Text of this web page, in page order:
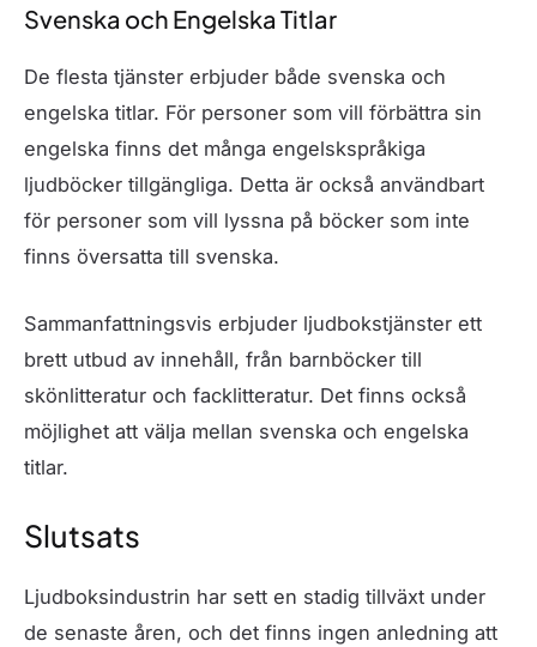
Svenska och Engelska Titlar
De flesta tjänster erbjuder både svenska och
engelska titlar. För personer som vill förbättra sin
engelska finns det många engelskspråkiga
ljudböcker tillgängliga. Detta är också användbart
för personer som vill lyssna på böcker som inte
finns översatta till svenska.
Sammanfattningsvis erbjuder ljudbokstjänster ett
brett utbud av innehåll, från barnböcker till
skönlitteratur och facklitteratur. Det finns också
möjlighet att välja mellan svenska och engelska
titlar.
Slutsats
Ljudboksindustrin har sett en stadig tillväxt under
de senaste åren, och det finns ingen anledning att